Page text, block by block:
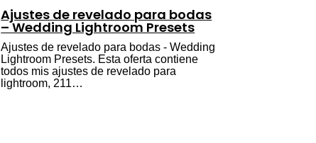
Ajustes de revelado para bodas
– Wedding Lightroom Presets
Ajustes de revelado para bodas - Wedding
Lightroom Presets. Esta oferta contiene
todos mis ajustes de revelado para
lightroom, 211…